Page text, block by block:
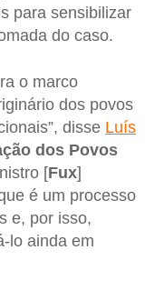
para sensibilizar
do caso.
o marco
dos povos
disse Luís
dos Povos
[Fux]
é um processo
e, por isso,
lo ainda em